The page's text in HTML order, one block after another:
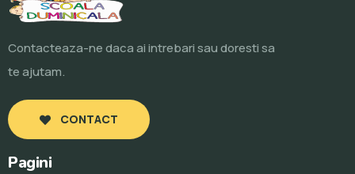
Contacteaza-ne daca ai intrebari sau doresti sa
te ajutam.
CONTACT
Pagini